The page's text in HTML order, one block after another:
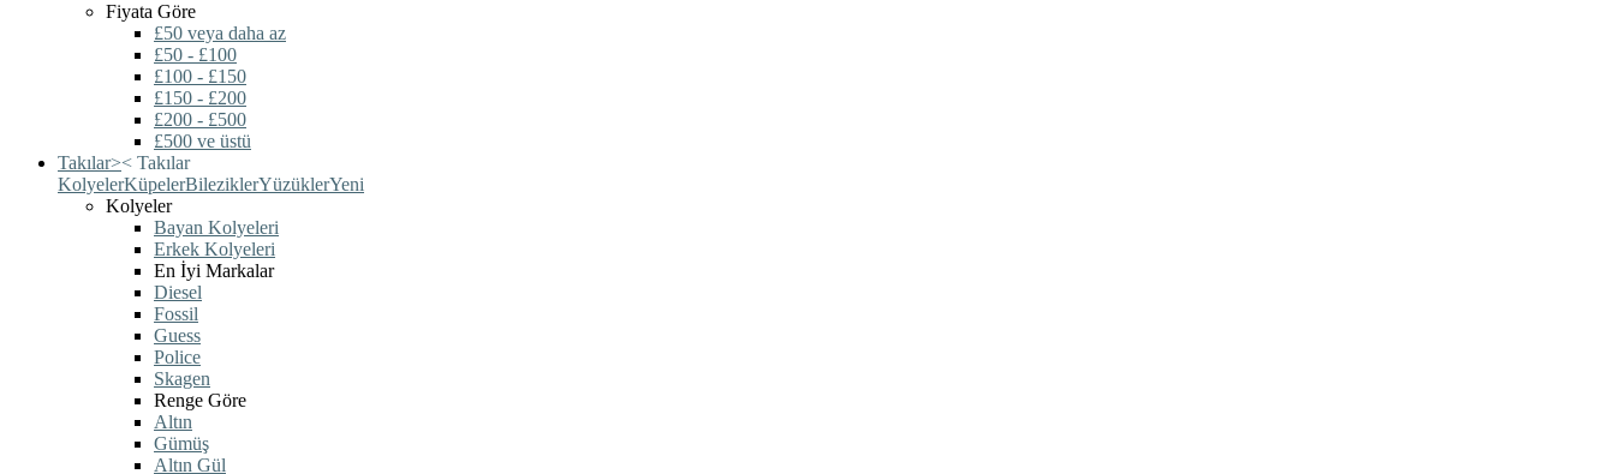
Fiyata Göre
£50 veya daha az
£50 - £100
£100 - £150
£150 - £200
£200 - £500
£500 ve üstü
Takılar>< Takılar
KolyelerKüpelerBileziklerYüzüklerYeni
Kolyeler
Bayan Kolyeleri
Erkek Kolyeleri
En İyi Markalar
Diesel
Fossil
Guess
Police
Skagen
Renge Göre
Altın
Gümüş
Altın Gül